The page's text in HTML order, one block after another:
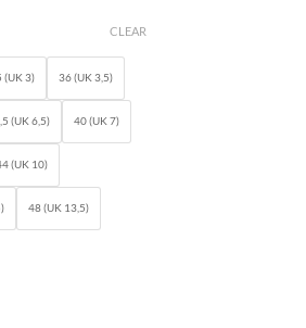
(UK 3) 36 (UK 3,5)
(UK 6,5) 40 (UK 7)
(UK 10)
48 (UK 13,5)
CLEAR